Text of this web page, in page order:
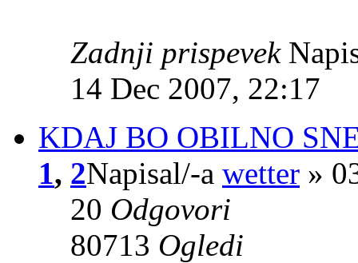
Zadnji prispevek
14 Dec 2007, 22:17
KDAJ BO OBILNO
1, 2Napisal/-a wetter »
20 Odgovori
80713 Ogledi